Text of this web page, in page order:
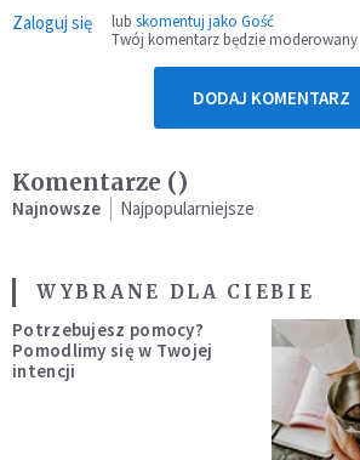
Zaloguj się lub skomentuj jako Gość
Twój komentarz będzie moderowany
DODAJ KOMENTARZ
Komentarze ()
Najnowsze Najpopularniejsze
WYBRANE DLA CIEBIE
Potrzebujesz pomocy?
Pomodlimy się w Twojej
intencji